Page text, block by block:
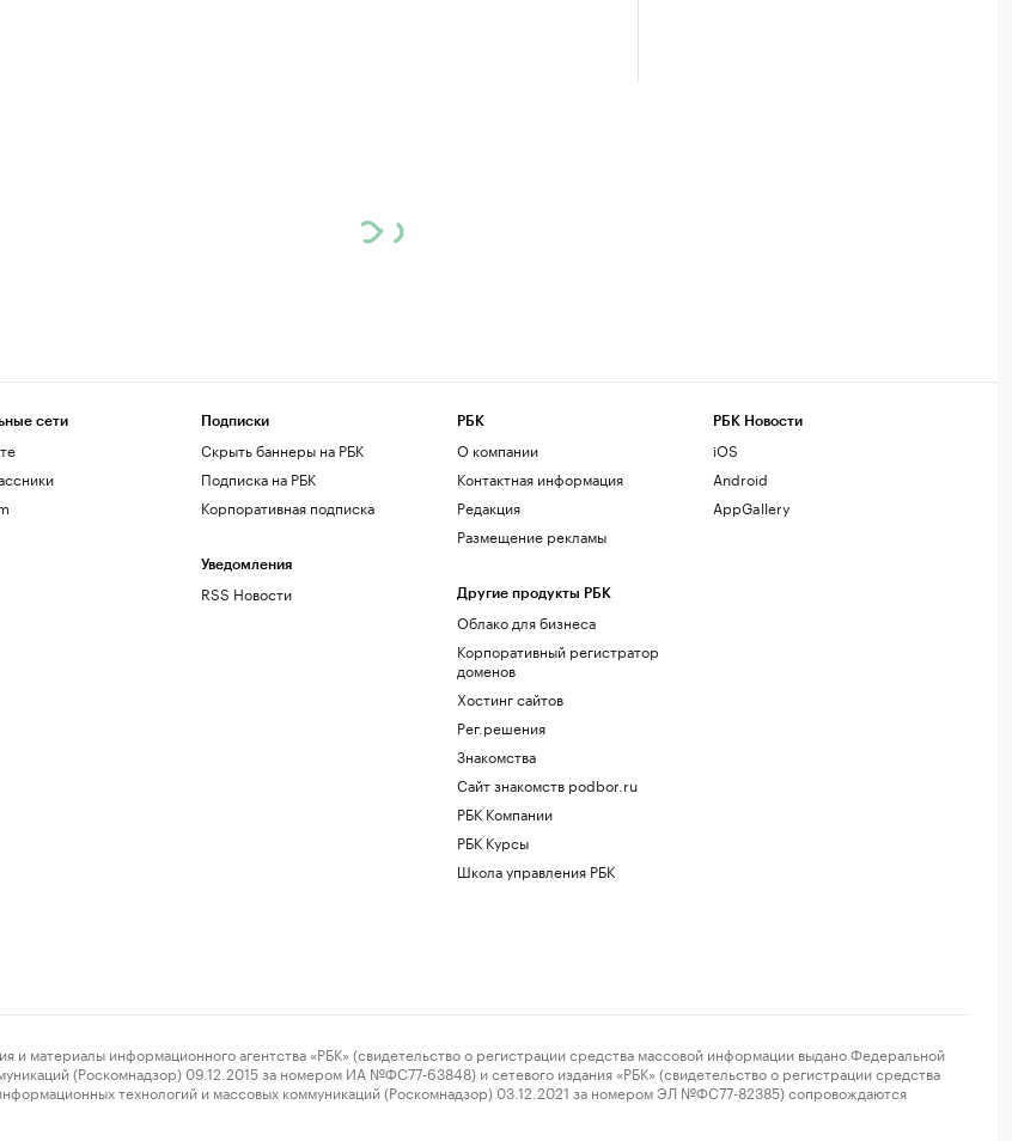
сети Подписки
Скрыть баннеры на РБК
Подписка на РБК
Корпоративная подписка
Уведомления
RSS Новости
РБК
О компании
Контактная информация
Редакция
Размещение рекламы
Другие продукты РБК
Облако для бизнеса
Корпоративный регистратор
доменов
Хостинг сайтов
Рег.решения
Знакомства
Сайт знакомств podbor.ru
РБК Компании
РБК Курсы
Школа управления РБК
РБК Новости
iOS
Android
AppGallery
информационного агентства «РБК» (свидетельство о регистрации средства массовой информации выдано Федеральной
(Роскомнадзор) 09.12.2015 за номером ИА №ФС77-63848) и сетевого издания «РБК» (свидетельство о регистрации средства
технологий и массовых коммуникаций (Роскомнадзор) 03.12.2021 за номером ЭЛ №ФС77-82385) сопровождаются